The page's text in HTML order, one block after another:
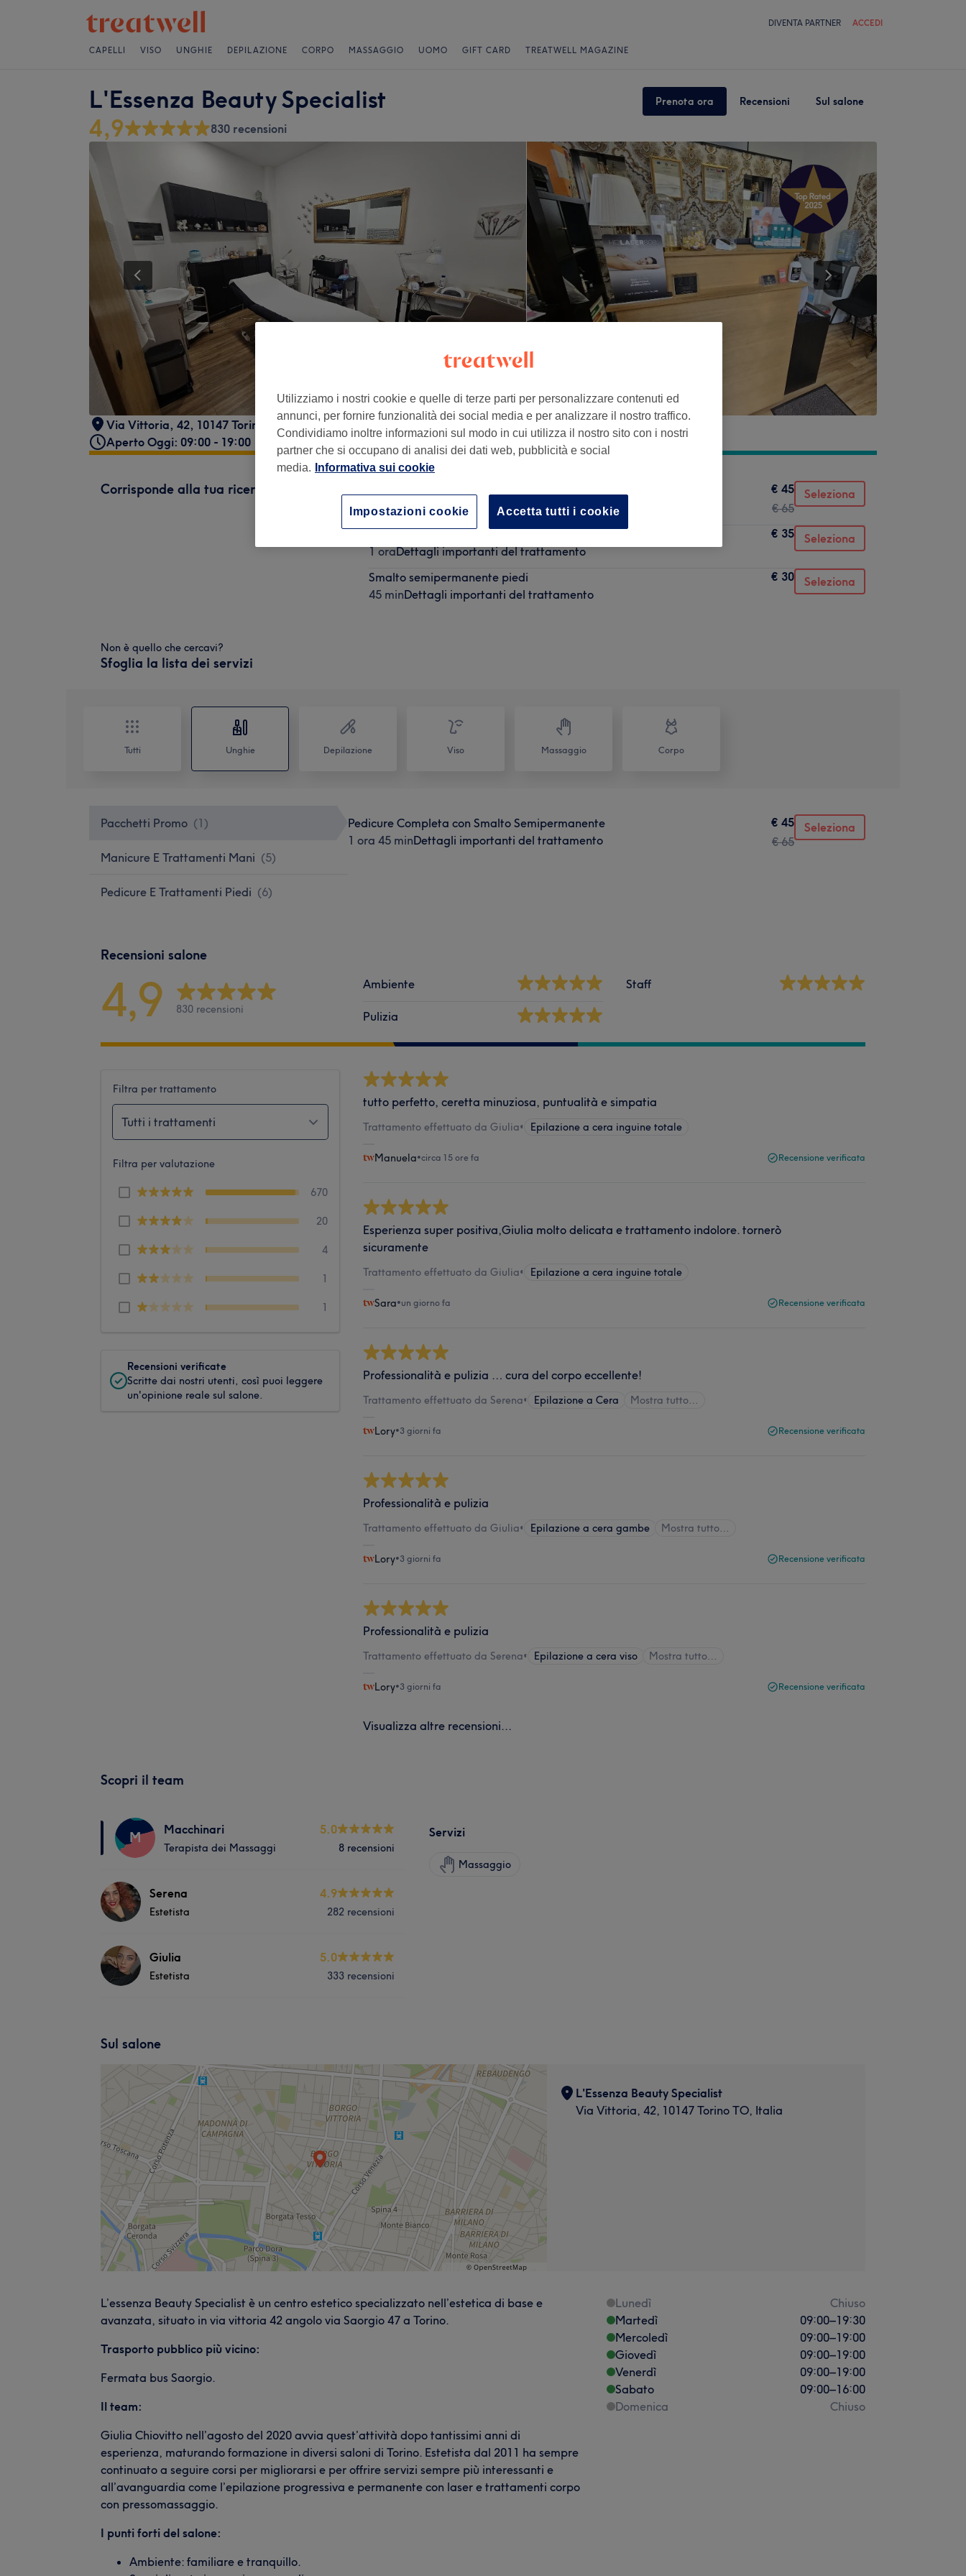
DIVENTA PARTNER ACCEDI
CAPELLI VISO UNGHIE DEPILAZIONE CORPO MASSAGGIO UOMO GIFT CARD TREATWELL MAGAZINE
L'Essenza Beauty Specialist Prenota ora Recensioni Sul salone
4,9 830 recensioni
Via Vittoria, 42, 10147 Torino TO, Italia
Aperto Oggi: 09:00 - 19:00
Corrisponde alla tua ricerca
1 ora 45 minDettagli importanti del trattamento
€ 45
€ 65
Seleziona
Manicure Semipermanente Strong
1 oraDettagli importanti del trattamento
€ 35 Seleziona
Smalto semipermanente piedi
45 minDettagli importanti del trattamento
€ 30 Seleziona
Non è quello che cercavi?
Sfoglia la lista dei servizi
Tutti Unghie Depilazione Viso Massaggio Corpo
Pacchetti Promo (1 )
Manicure E Trattamenti Mani (5)
Pedicure E Trattamenti Piedi (6)
Pedicure Completa con Smalto Semipermanente
1 ora 45 minDettagli importanti del trattamento
€ 45
€ 65
Seleziona
Recensioni salone
4,9 830 recensioni
Ambiente
Pulizia
Staff
Filtra per trattamento
Tutti i trattamenti
Filtra per valutazione
670
20
4
1
1
Recensioni verificate
Scritte dai nostri utenti, così puoi leggere
un'opinione reale sul salone.
tutto perfetto, ceretta minuziosa, puntualità e simpatia
Trattamento effettuato da Giulia• Epilazione a cera inguine totale
Manuela•circa 15 ore fa Recensione verificata
Esperienza super positiva,Giulia molto delicata e trattamento indolore. tornerò
sicuramente
Trattamento effettuato da Giulia• Epilazione a cera inguine totale
Sara•un giorno fa Recensione verificata
Professionalità e pulizia … cura del corpo eccellente!
Trattamento effettuato da Serena• Epilazione a Cera Mostra tutto…
Lory•3 giorni fa Recensione verificata
Professionalità e pulizia
Trattamento effettuato da Giulia• Epilazione a cera gambe Mostra tutto…
Lory•3 giorni fa Recensione verificata
Professionalità e pulizia
Trattamento effettuato da Serena• Epilazione a cera viso Mostra tutto…
Lory•3 giorni fa Recensione verificata
Visualizza altre recensioni...
Scopri il team
M Macchinari
Terapista dei Massaggi
5.0
8 recensioni
Serena
Estetista
4.9
282 recensioni
Giulia
Estetista
5.0
333 recensioni
Servizi
Massaggio
Sul salone
L'Essenza Beauty Specialist
Via Vittoria, 42, 10147 Torino TO, Italia
L’essenza Beauty Specialist è un centro estetico specializzato nell’estetica di base e
avanzata, situato in via vittoria 42 angolo via Saorgio 47 a Torino.
Trasporto pubblico più vicino:
Fermata bus Saorgio.
Il team:
Giulia Chiovitto nell’agosto del 2020 avvia quest’attività dopo tantissimi anni di
esperienza, maturando formazione in diversi saloni di Torino. Estetista dal 2011 ha sempre
continuato a seguire corsi per migliorarsi e per offrire servizi sempre più interessanti e
all’avanguardia come l’epilazione progressiva e permanente con laser e trattamenti corpo
con pressomassaggio.
I punti forti del salone:
Ambiente: familiare e tranquillo.
Lunedì
Chiuso
Martedì
09:00–19:30
Mercoledì
09:00–19:00
Giovedì
09:00–19:00
Venerdì
09:00–19:00
Sabato
09:00–16:00
Domenica
Chiuso
Utilizziamo i nostri cookie e quelle di terze parti per personalizzare contenuti ed
annunci, per fornire funzionalità dei social media e per analizzare il nostro traffico.
Condividiamo inoltre informazioni sul modo in cui utilizza il nostro sito con i nostri
partner che si occupano di analisi dei dati web, pubblicità e social
media.
Informativa sui cookie
Accetta tutti i cookie
Impostazioni cookie